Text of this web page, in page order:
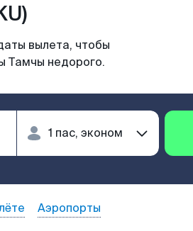
вылета, чтобы
Тамчы недорого.
Аэропорты